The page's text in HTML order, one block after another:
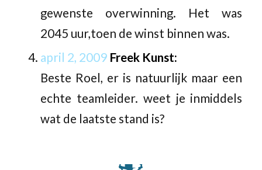
gewenste overwinning. Het was
2045 uur,toen de winst binnen was.
april 2, 2009 Freek Kunst:
Beste Roel, er is natuurlijk maar een
echte teamleider. weet je inmiddels
wat de laatste stand is?